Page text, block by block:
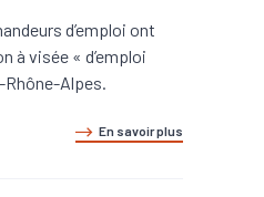
d’emploi ont
à visée « d’emploi
Alpes.
En savoir plus